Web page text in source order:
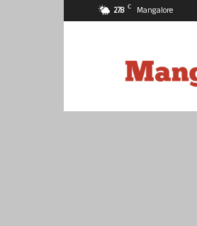
27.8 C Mangalore